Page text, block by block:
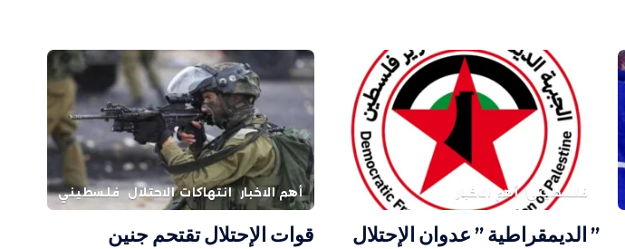
فلسطيني أهم الاخبار
” الديمقراطية ” عدوان الإحتلال
أهم الاخبار انتهاكات الاحتلال فلسطيني
قوات الإحتلال تقتحم جنين